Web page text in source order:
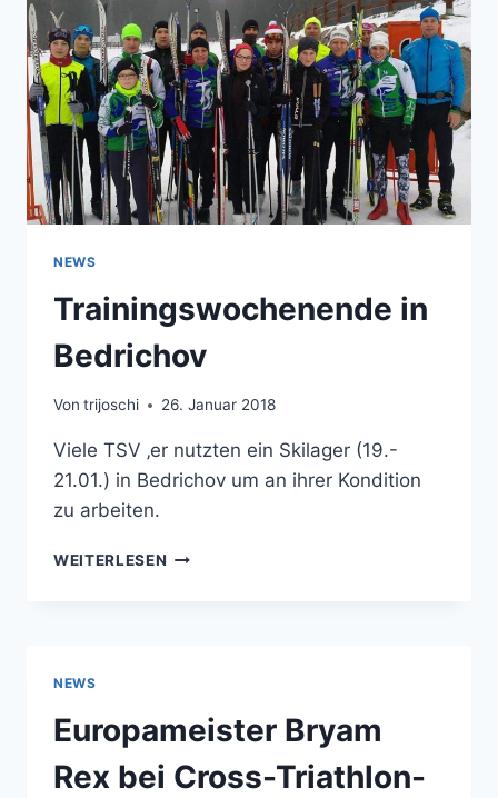
NEWS
Trainingswochenende in
Bedrichov
Von trijoschi 26. Januar 2018
Viele TSV ‚er nutzten ein Skilager (19.-
21.01.) in Bedrichov um an ihrer Kondition
zu arbeiten.
WEITERLESEN TRAININGSWOCHENENDE
NEWS
Europameister Bryam
Rex bei Cross-Triathlon-